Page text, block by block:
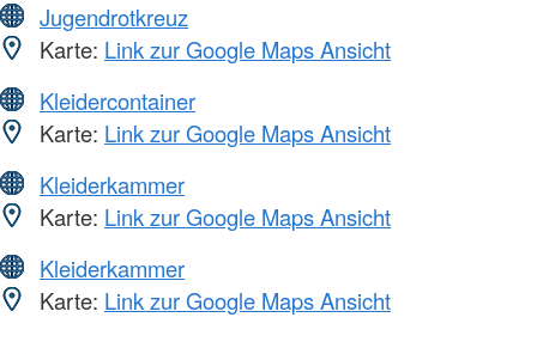
Jugendrotkreuz
Karte: Link zur Google Maps Ansicht
Kleidercontainer
Karte: Link zur Google Maps Ansicht
Kleiderkammer
Karte: Link zur Google Maps Ansicht
Kleiderkammer
Karte: Link zur Google Maps Ansicht